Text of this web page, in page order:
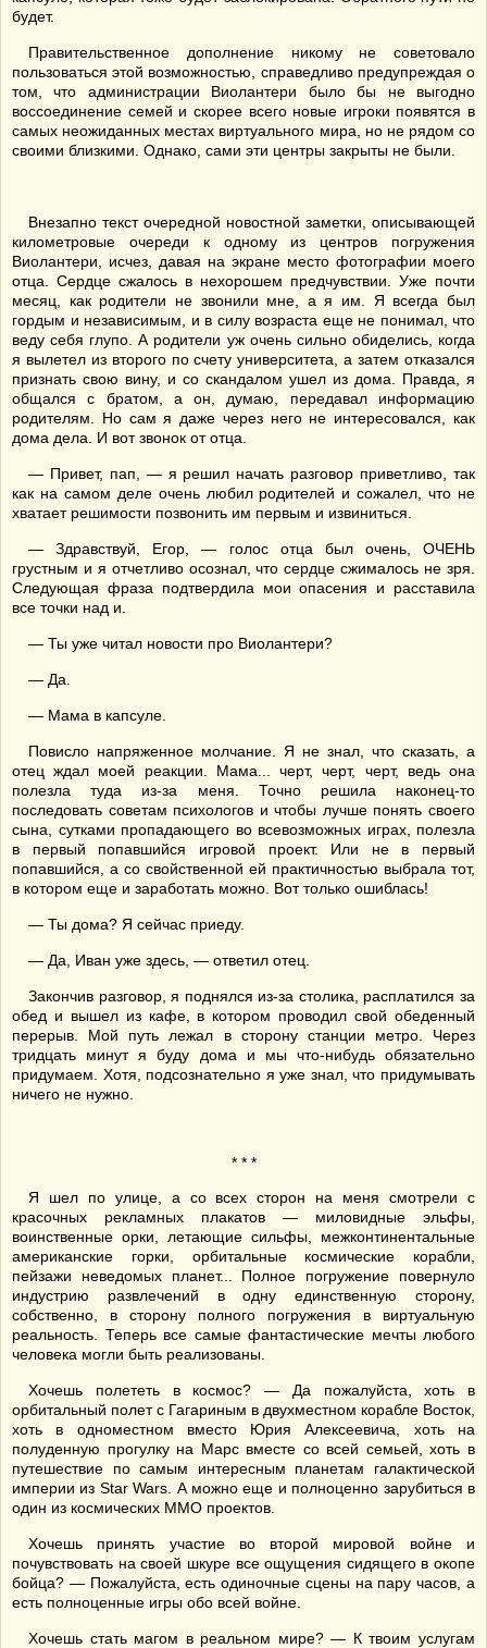
будет.
Правительственное дополнение никому не советовало
пользоваться этой возможностью, справедливо предупреждая о
том, что администрации Виолантери было бы не выгодно
воссоединение семей и скорее всего новые игроки появятся в
самых неожиданных местах виртуального мира, но не рядом со
своими близкими. Однако, сами эти центры закрыты не были.
Внезапно текст очередной новостной заметки, описывающей
километровые очереди к одному из центров погружения
Виолантери, исчез, давая на экране место фотографии моего
отца. Сердце сжалось в нехорошем предчувствии. Уже почти
месяц, как родители не звонили мне, а я им. Я всегда был
гордым и независимым, и в силу возраста еще не понимал, что
веду себя глупо. А родители уж очень сильно обиделись, когда
я вылетел из второго по счету университета, а затем отказался
признать свою вину, и со скандалом ушел из дома. Правда, я
общался с братом, а он, думаю, передавал информацию
родителям. Но сам я даже через него не интересовался, как
дома дела. И вот звонок от отца.
— Привет, пап, — я решил начать разговор приветливо, так
как на самом деле очень любил родителей и сожалел, что не
хватает решимости позвонить им первым и извиниться.
— Здравствуй, Егор, — голос отца был очень, ОЧЕНЬ
грустным и я отчетливо осознал, что сердце сжималось не зря.
Следующая фраза подтвердила мои опасения и расставила
все точки над и.
— Ты уже читал новости про Виолантери?
— Да.
— Мама в капсуле.
Повисло напряженное молчание. Я не знал, что сказать, а
отец ждал моей реакции. Мама... черт, черт, черт, ведь она
полезла туда из-за меня. Точно решила наконец-то
последовать советам психологов и чтобы лучше понять своего
сына, сутками пропадающего во всевозможных играх, полезла
в первый попавшийся игровой проект. Или не в первый
попавшийся, а со свойственной ей практичностью выбрала тот,
в котором еще и заработать можно. Вот только ошиблась!
— Ты дома? Я сейчас приеду.
— Да, Иван уже здесь, — ответил отец.
Закончив разговор, я поднялся из-за столика, расплатился за
обед и вышел из кафе, в котором проводил свой обеденный
перерыв. Мой путь лежал в сторону станции метро. Через
тридцать минут я буду дома и мы что-нибудь обязательно
придумаем. Хотя, подсознательно я уже знал, что придумывать
ничего не нужно.
* * *
Я шел по улице, а со всех сторон на меня смотрели с
красочных рекламных плакатов — миловидные эльфы,
воинственные орки, летающие сильфы, межконтинентальные
американские горки, орбитальные космические корабли,
пейзажи неведомых планет... Полное погружение повернуло
индустрию развлечений в одну единственную сторону,
собственно, в сторону полного погружения в виртуальную
реальность. Теперь все самые фантастические мечты любого
человека могли быть реализованы.
Хочешь полететь в космос? — Да пожалуйста, хоть в
орбитальный полет с Гагариным в двухместном корабле Восток,
хоть в одноместном вместо Юрия Алексеевича, хоть на
полуденную прогулку на Марс вместе со всей семьей, хоть в
путешествие по самым интересным планетам галактической
империи из Star Wars. А можно еще и полноценно зарубиться в
один из космических ММО проектов.
Хочешь принять участие во второй мировой войне и
почувствовать на своей шкуре все ощущения сидящего в окопе
бойца? — Пожалуйста, есть одиночные сцены на пару часов, а
есть полноценные игры обо всей войне.
Хочешь стать магом в реальном мире? — К твоим услугам